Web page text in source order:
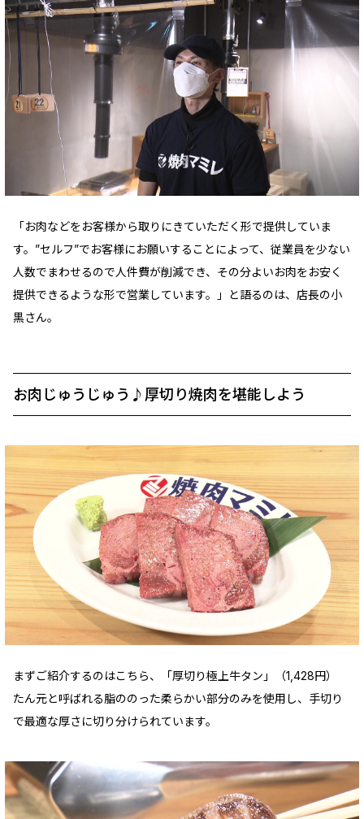
「お肉などをお客様から取りにきていただく形で提供していま
す。”セルフ”でお客様にお願いすることによって、従業員を少ない
人数でまわせるので人件費が削減でき、その分よいお肉をお安く
提供できるような形で営業しています。」と語るのは、店長の小
黒さん。
お肉じゅうじゅう♪厚切り焼肉を堪能しよう
まずご紹介するのはこちら、「厚切り極上牛タン」（1,428円）
たん元と呼ばれる脂ののった柔らかい部分のみを使用し、手切り
で最適な厚さに切り分けられています。